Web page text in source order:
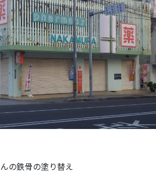
の鉄骨の塗り替え